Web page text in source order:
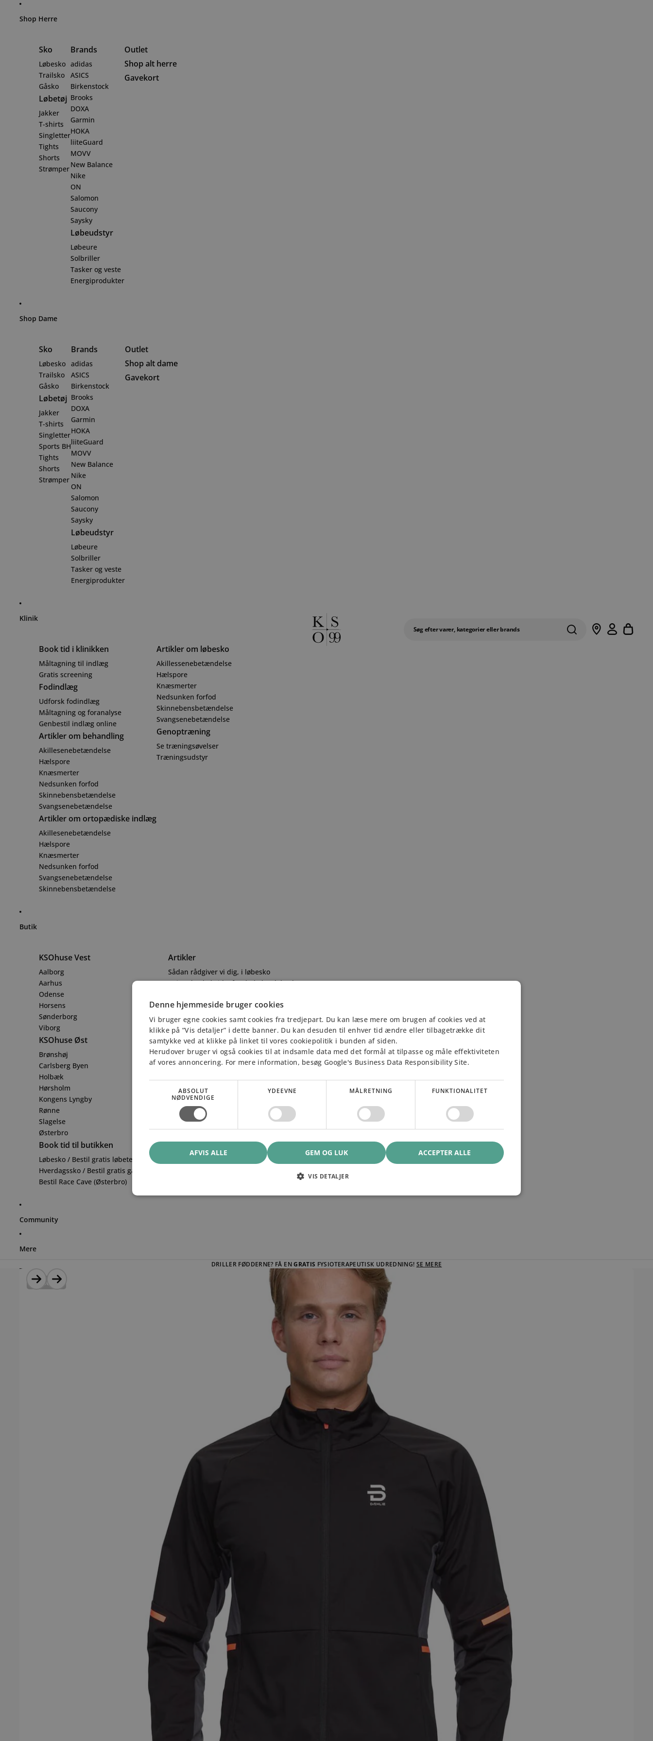
Shop Herre
Sko
Løbesko
Trailsko
Gåsko
Løbetøj
Jakker
T-shirts
Singletter
Tights
Shorts
Strømper
Brands
adidas
ASICS
Birkenstock
Brooks
DOXA
Garmin
HOKA
liiteGuard
MOVV
New Balance
Nike
ON
Salomon
Saucony
Saysky
Løbeudstyr
Løbeure
Solbriller
Tasker og veste
Energiprodukter
Outlet
Shop alt herre
Gavekort
Shop Dame
Sko
Løbesko
Trailsko
Gåsko
Løbetøj
Jakker
T-shirts
Singletter
Sports BH
Tights
Shorts
Strømper
Brands
adidas
ASICS
Birkenstock
Brooks
DOXA
Garmin
HOKA
liiteGuard
MOVV
New Balance
Nike
ON
Salomon
Saucony
Saysky
Løbeudstyr
Løbeure
Solbriller
Tasker og veste
Energiprodukter
Outlet
Shop alt dame
Gavekort
Klinik
Book tid i klinikken
Måltagning til indlæg
Gratis screening
Fodindlæg
Udforsk fodindlæg
Måltagning og foranalyse
Genbestil indlæg online
Artikler om behandling
Akillesenebetændelse
Hælspore
Knæsmerter
Nedsunken forfod
Skinnebensbetændelse
Svangsenebetændelse
Artikler om ortopædiske indlæg
Akillesenebetændelse
Hælspore
Knæsmerter
Nedsunken forfod
Svangsenebetændelse
Skinnebensbetændelse
Artikler om løbesko
Akillessenebetændelse
Hælspore
Knæsmerter
Nedsunken forfod
Skinnebensbetændelse
Svangsenebetændelse
Genoptræning
Se træningsøvelser
Træningsudstyr
Butik
KSOhuse Vest
Aalborg
Aarhus
Odense
Horsens
Sønderborg
Viborg
KSOhuse Øst
Brønshøj
Carlsberg Byen
Holbæk
Hørsholm
Kongens Lyngby
Rønne
Slagelse
Østerbro
Book tid til butikken
Løbesko / Bestil gratis løbetest
Hverdagssko / Bestil gratis ganganalyse
Bestil Race Cave (Østerbro)
Artikler
Sådan rådgiver vi dig, i løbesko
6 ting du skal vide, før du køber løbesko
Åbningstider
Info@kso.dk
+45 38 28 69 89
Community
Mere
Søg efter varer, kategorier eller brands
DRILLER FØDDERNE? FÅ ENGRATIS FYSIOTERAPEUTISK UDREDNING! SE MERE
DRILLER FØDDERNE? FÅ EN GRATIS FYSIOTERAPEUTISK UDREDNING! SE MERE
Spring til produktinformation
Udsolgt
Denne hjemmeside bruger cookies
Vi bruger egne cookies samt cookies fra tredjepart. Du kan læse mere om brugen af cookies ved at
klikke på ”Vis detaljer” i dette banner. Du kan desuden til enhver tid ændre eller tilbagetrække dit
samtykke ved at klikke på linket til vores cookiepolitik i bunden af siden.
Herudover bruger vi også cookies til at indsamle data med det formål at tilpasse og måle effektiviteten
af vores annoncering. For mere information, besøg Google's Business Data Responsibility Site.
ABSOLUT
NØDVENDIGE
YDEEVNE MÅLRETNING FUNKTIONALITET
GEM OG LUK ACCEPTER ALLE
AFVIS ALLE
VIS DETALJER